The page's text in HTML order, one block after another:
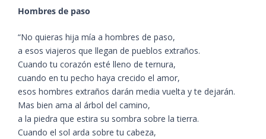
Hombres de paso
“No quieras hija mía a hombres de paso,
a esos viajeros que llegan de pueblos extraños.
Cuando tu corazón esté lleno de ternura,
cuando en tu pecho haya crecido el amor,
esos hombres extraños darán media vuelta y te dejarán.
Mas bien ama al árbol del camino,
a la piedra que estira su sombra sobre la tierra.
Cuando el sol arda sobre tu cabeza,